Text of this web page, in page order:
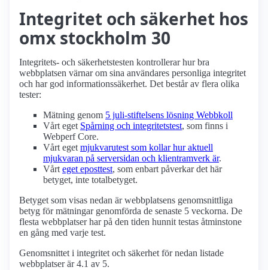
Integritet och säkerhet hos
omx stockholm 30
Integritets- och säkerhetstesten kontrollerar hur bra
webbplatsen värnar om sina användares personliga integritet
och har god informations­säkerhet. Det består av flera olika
tester:
Mätning genom 5 juli-stiftelsens lösning Webbkoll
Vårt eget Spårning och integritetstest, som finns i
Webperf Core.
Vårt eget mjukvarutest som kollar hur aktuell
mjukvaran på serversidan och klient­ramverk är.
Vårt eget eposttest, som enbart påverkar det här
betyget, inte totalbetyget.
Betyget som visas nedan är webbplatsens genomsnittliga
betyg för mätningar genomförda de senaste 5 veckorna. De
flesta webbplatser har på den tiden hunnit testas åtminstone
en gång med varje test.
Genomsnittet i integritet och säkerhet för nedan listade
webbplatser är 4.1 av 5.